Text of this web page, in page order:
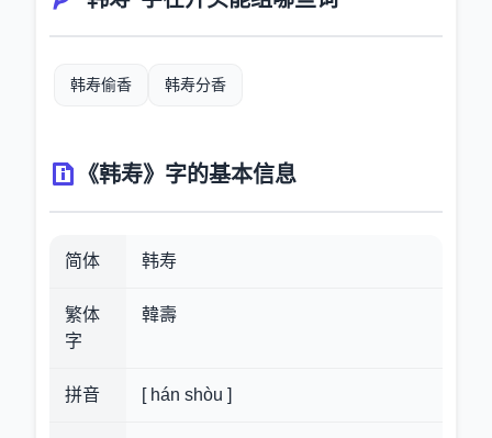
韩寿偷香 韩寿分香
《韩寿》字的基本信息
简体 韩寿
繁体
字
韓壽
拼音 [ hán shòu ]